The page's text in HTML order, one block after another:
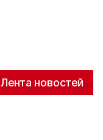
Лента новостей